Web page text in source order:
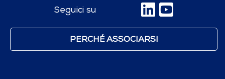
Seguici su
PERCHÉ ASSOCIARSI